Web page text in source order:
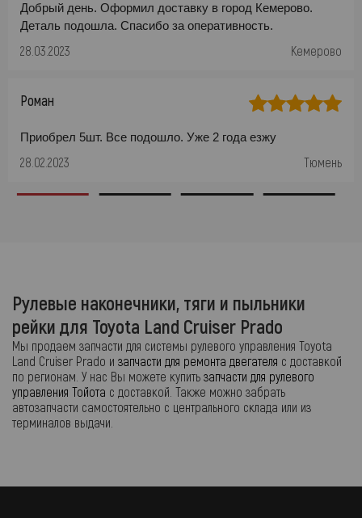
Добрый день. Оформил доставку в город Кемерово.
Деталь подошла. Спасибо за оперативность.
28.03.2023 Кемерово
Роман
Приобрел 5шт. Все подошло. Уже 2 года езжу
28.02.2023 Тюмень
Рулевые наконечники, тяги и пыльники
рейки для Toyota Land Cruiser Prado
Мы продаем запчасти для системы рулевого управления Toyota
Land Cruiser Prado и запчасти для ремонта двегателя с доставкой
по регионам. У нас Вы можете купить запчасти для рулевого
управления Тойота с доставкой. Также можно забрать
автозапчасти самостоятельно с центрального склада или из
терминалов выдачи.